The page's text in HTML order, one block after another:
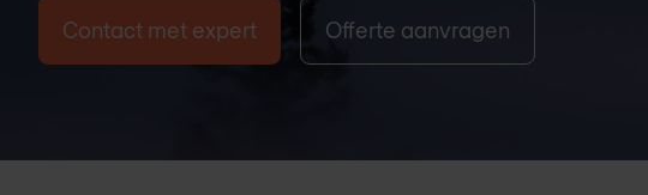
Contact met expert Offerte aanvragen